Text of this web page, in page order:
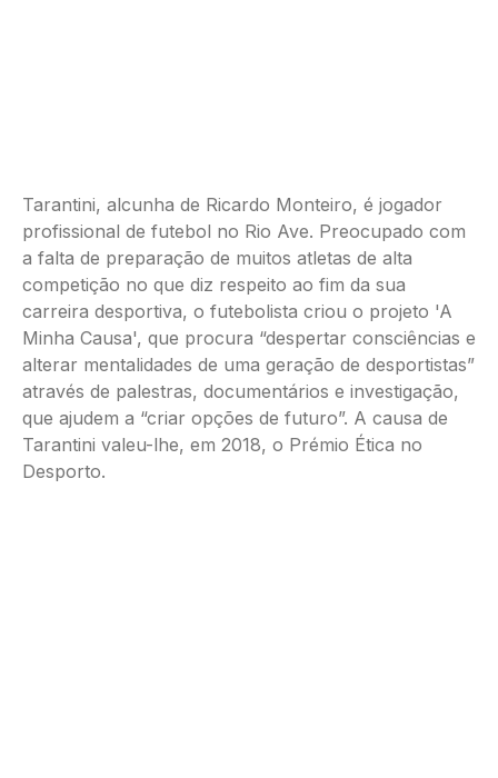
Tarantini, alcunha de Ricardo Monteiro, é jogador
profissional de futebol no Rio Ave. Preocupado com
a falta de preparação de muitos atletas de alta
competição no que diz respeito ao fim da sua
carreira desportiva, o futebolista criou o projeto 'A
Minha Causa', que procura “despertar consciências e
alterar mentalidades de uma geração de desportistas”
através de palestras, documentários e investigação,
que ajudem a “criar opções de futuro”. A causa de
Tarantini valeu-lhe, em 2018, o Prémio Ética no
Desporto.